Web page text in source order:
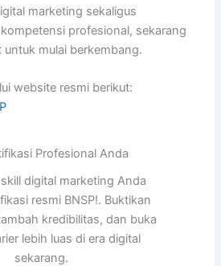
marketing sekaligus
profesional, sekarang
mulai berkembang.
website resmi berikut:
Profesional Anda
digital marketing Anda
resmi BNSP!. Buktikan
kredibilitas, dan buka
lebih luas di era digital
sekarang.